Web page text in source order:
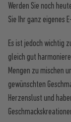
Werden Sie noch
Sie Ihr ganz eigenes
Es ist jedoch wichtig
gleich gut
Mengen zu mischen
gewünschten
Herzenslust und